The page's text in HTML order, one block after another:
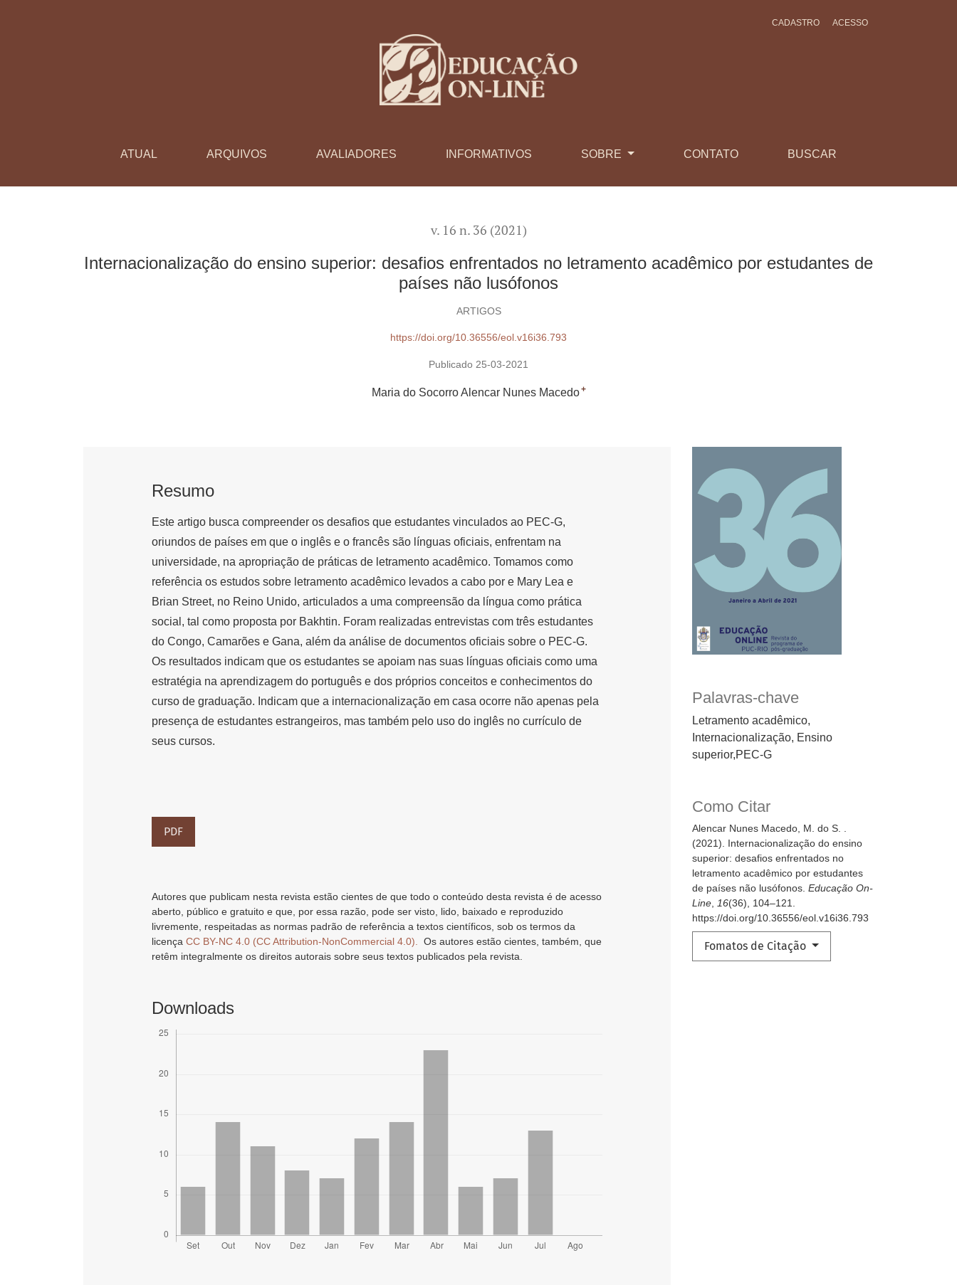
ATUAL ARQUIVOS AVALIADORES INFORMATIVOS SOBRE CONTATO BUSCAR
CADASTRO ACESSO
v. 16 n. 36 (2021)
Internacionalização do ensino superior: desafios enfrentados no letramento acadêmico por estudantes de
países não lusófonos
ARTIGOS
https://doi.org/10.36556/eol.v16i36.793
Publicado 25-03-2021
Maria do Socorro Alencar Nunes Macedo+
Palavras-chave
Letramento acadêmico,
Internacionalização, Ensino
superior,PEC-G
Como Citar
Alencar Nunes Macedo, M. do S. .
(2021). Internacionalização do ensino
superior: desafios enfrentados no
letramento acadêmico por estudantes
de países não lusófonos. Educação On-
Line, 16(36), 104–121.
https://doi.org/10.36556/eol.v16i36.793
Fomatos de Citação
Resumo
Este artigo busca compreender os desafios que estudantes vinculados ao PEC-G,
oriundos de países em que o inglês e o francês são línguas oficiais, enfrentam na
universidade, na apropriação de práticas de letramento acadêmico. Tomamos como
referência os estudos sobre letramento acadêmico levados a cabo por e Mary Lea e
Brian Street, no Reino Unido, articulados a uma compreensão da língua como prática
social, tal como proposta por Bakhtin. Foram realizadas entrevistas com três estudantes
do Congo, Camarões e Gana, além da análise de documentos oficiais sobre o PEC-G.
Os resultados indicam que os estudantes se apoiam nas suas línguas oficiais como uma
estratégia na aprendizagem do português e dos próprios conceitos e conhecimentos do
curso de graduação. Indicam que a internacionalização em casa ocorre não apenas pela
presença de estudantes estrangeiros, mas também pelo uso do inglês no currículo de
seus cursos.
PDF
Autores que publicam nesta revista estão cientes de que todo o conteúdo desta revista é de acesso
aberto, público e gratuito e que, por essa razão, pode ser visto, lido, baixado e reproduzido
livremente, respeitadas as normas padrão de referência a textos científicos, sob os termos da
licença CC BY-NC 4.0 (CC Attribution-NonCommercial 4.0).
Os autores estão cientes, também, que
retêm integralmente os direitos autorais sobre seus textos publicados pela revista.
Downloads